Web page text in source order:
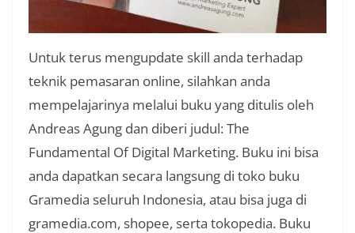
Untuk terus mengupdate skill anda terhadap
teknik pemasaran online, silahkan anda
mempelajarinya melalui buku yang ditulis oleh
Andreas Agung dan diberi judul: The
Fundamental Of Digital Marketing. Buku ini bisa
anda dapatkan secara langsung di toko buku
Gramedia seluruh Indonesia, atau bisa juga di
gramedia.com, shopee, serta tokopedia. Buku